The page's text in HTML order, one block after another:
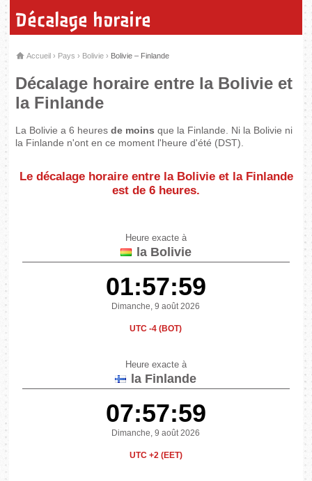
Décalage horaire
Accueil › Pays › Bolivie › Bolivie – Finlande
Décalage horaire entre la Bolivie et
la Finlande
La Bolivie a 6 heuresde moins que la Finlande. Ni la Bolivie ni
la Finlande n'ont en ce moment l'heure d'été (DST).
Le décalage horaire entre la Bolivie et la Finlande
est de 6 heures.
Heure exacte à
la Bolivie
01:57:59
Dimanche, 9 août 2026
UTC -4 (BOT)
Heure exacte à
la Finlande
07:57:59
Dimanche, 9 août 2026
UTC +2 (EET)